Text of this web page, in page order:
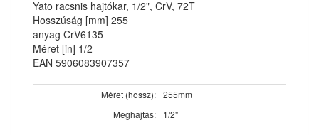
Yato racsnis hajtókar, 1/2", CrV, 72T
Hosszúság [mm] 255
anyag CrV6135
Méret [in] 1/2
EAN 5906083907357
Méret (hossz): 255mm
Meghajtás:
1/2"